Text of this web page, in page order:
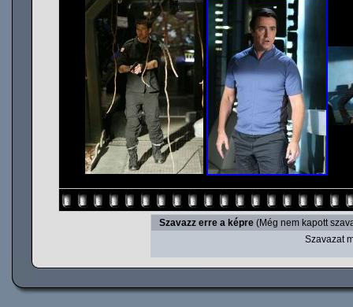
Szavazz erre a képre (Még nem kapott
Szavazat